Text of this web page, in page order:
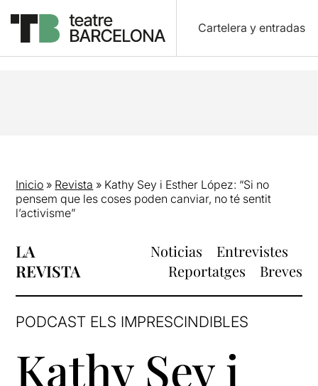
Cartelera y entradas
Inicio » Revista » Kathy Sey i Esther López: “Si no
pensem que les coses poden canviar, no té sentit
l’activisme”
LA
REVISTA
Noticias
Entrevistes
Reportatges
Breves
PODCAST ELS IMPRESCINDIBLES
Kathy Sey i